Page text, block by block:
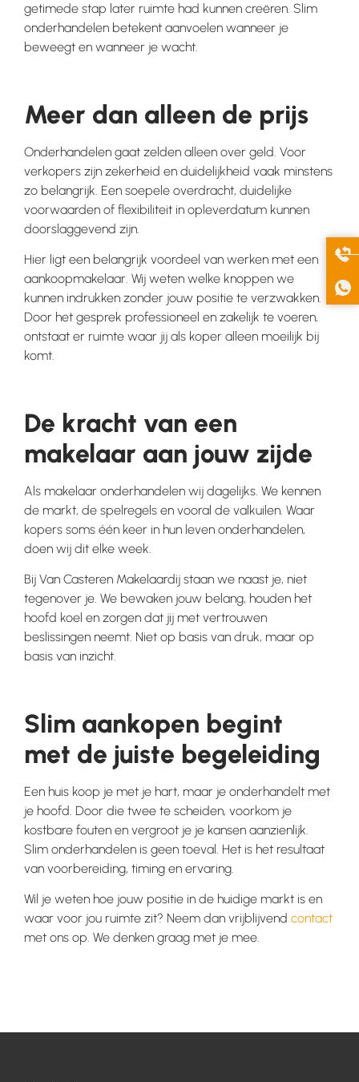
getimede stap later ruimte had kunnen creëren. Slim
onderhandelen betekent aanvoelen wanneer je
beweegt en wanneer je wacht.
Meer dan alleen de prijs
Onderhandelen gaat zelden alleen over geld. Voor
verkopers zijn zekerheid en duidelijkheid vaak minstens
zo belangrijk. Een soepele overdracht, duidelijke
voorwaarden of flexibiliteit in opleverdatum kunnen
doorslaggevend zijn.
Hier ligt een belangrijk voordeel van werken met een
aankoopmakelaar. Wij weten welke knoppen we
kunnen indrukken zonder jouw positie te verzwakken.
Door het gesprek professioneel en zakelijk te voeren,
ontstaat er ruimte waar jij als koper alleen moeilijk bij
komt.
De kracht van een
makelaar aan jouw zijde
Als makelaar onderhandelen wij dagelijks. We kennen
de markt, de spelregels en vooral de valkuilen. Waar
kopers soms één keer in hun leven onderhandelen,
doen wij dit elke week.
Bij Van Casteren Makelaardij staan we naast je, niet
tegenover je. We bewaken jouw belang, houden het
hoofd koel en zorgen dat jij met vertrouwen
beslissingen neemt. Niet op basis van druk, maar op
basis van inzicht.
Slim aankopen begint
met de juiste begeleiding
Een huis koop je met je hart, maar je onderhandelt met
je hoofd. Door die twee te scheiden, voorkom je
kostbare fouten en vergroot je je kansen aanzienlijk.
Slim onderhandelen is geen toeval. Het is het resultaat
van voorbereiding, timing en ervaring.
Wil je weten hoe jouw positie in de huidige markt is en
waar voor jou ruimte zit? Neem dan vrijblijvend contact
met ons op. We denken graag met je mee.